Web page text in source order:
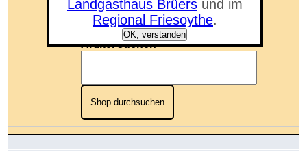
Landgasthaus Brüersund im
Regional Friesoythe.
OK, verstanden
Anzahl der Artikel: 0
Gesamtwert: 0,00 €
Artikel suchen
Shop durchsuchen